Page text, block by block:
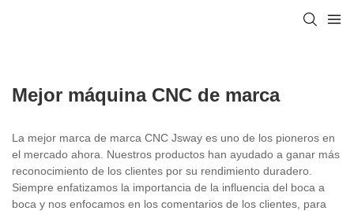
Mejor máquina CNC de marca
La mejor marca de marca CNC Jsway es uno de los pioneros en
el mercado ahora. Nuestros productos han ayudado a ganar más
reconocimiento de los clientes por su rendimiento duradero.
Siempre enfatizamos la importancia de la influencia del boca a
boca y nos enfocamos en los comentarios de los clientes, para